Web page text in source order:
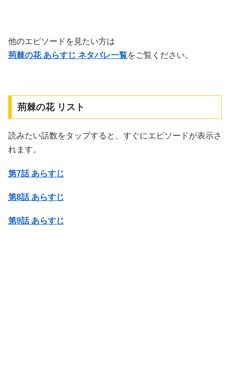
他のエピソードを見たい方は
荊棘の花 あらすじ ネタバレ一覧をご覧ください。
荊棘の花 リスト
読みたい話数をタップすると、すぐにエピソードが表示さ
れます。
第7話 あらすじ
第8話 あらすじ
第9話 あらすじ